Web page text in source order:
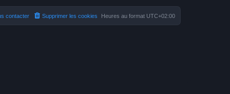
Heures au format UTC+02:00
Supprimer les cookies
contacter